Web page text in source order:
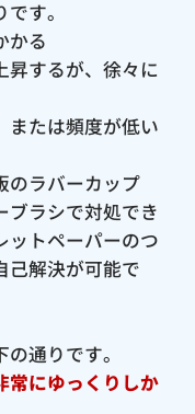
す。
かる
昇するが、徐々に
または頻度が低い
のラバーカップ
ブラシで対処でき
ットペーパーのつ
己解決が可能で
通りです。
常にゆっくりしか